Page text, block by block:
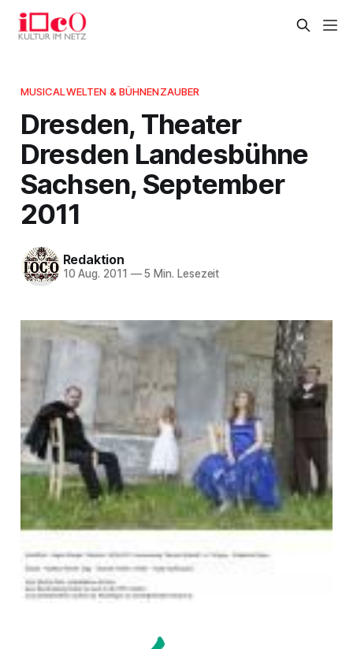
MUSICALWELTEN & BÜHNENZAUBER
Dresden, Theater
Dresden Landesbühne
Sachsen, September
2011
Redaktion
10 Aug. 2011 —5 Min. Lesezeit